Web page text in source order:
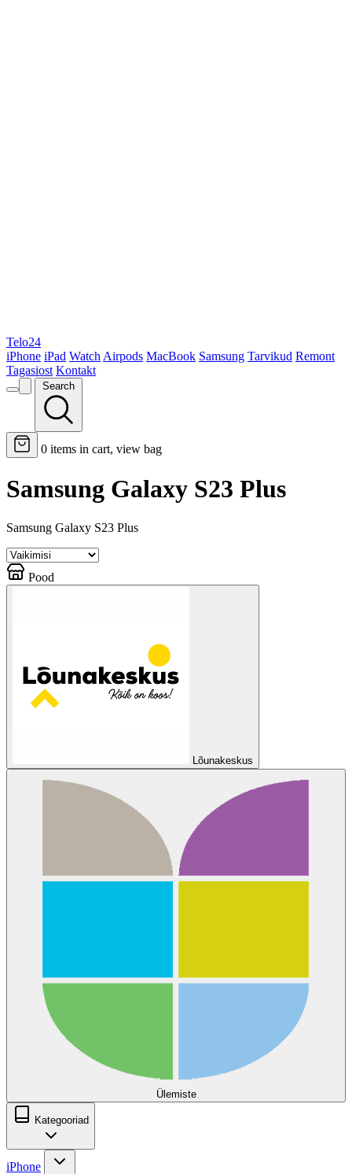
Telo24
iPhone iPad Watch Airpods MacBook Samsung Tarvikud Remont
Tagasiost Kontakt
Search
0 items in cart, view bag
Samsung Galaxy S23 Plus
Samsung Galaxy S23 Plus
Pood
Lõunakeskus
Ülemiste
Kategooriad
iPhone